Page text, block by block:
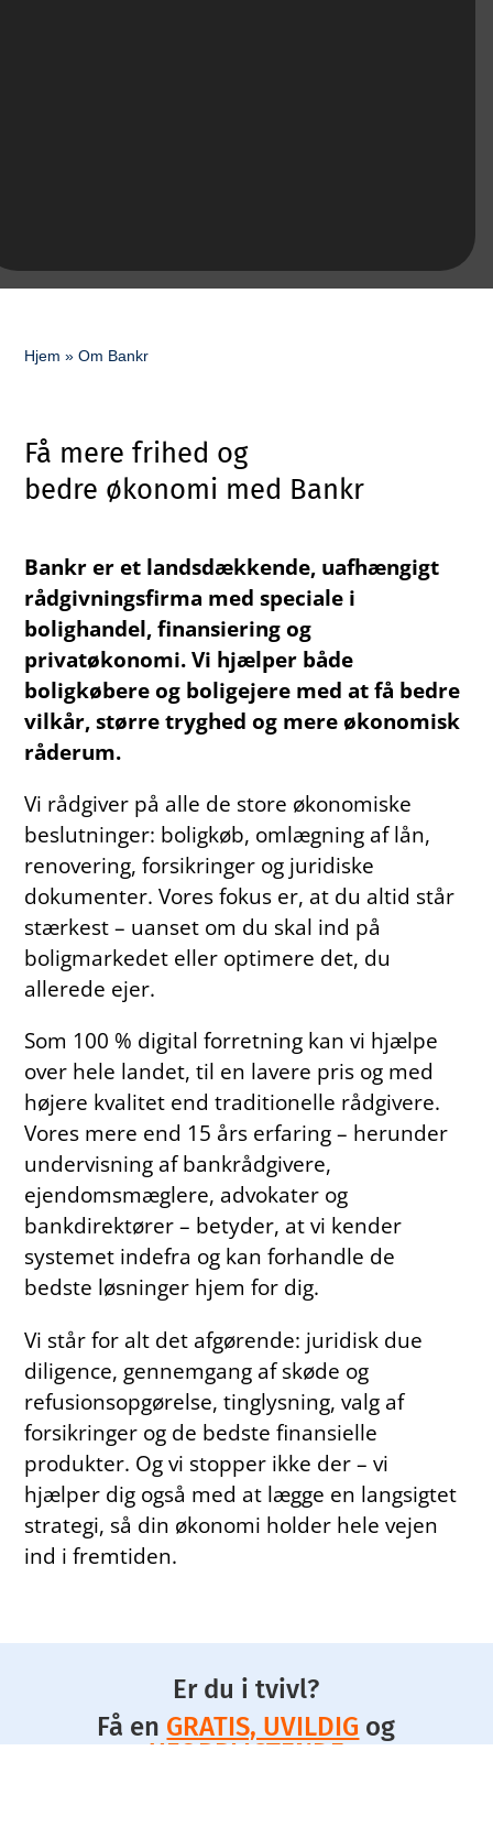
Hjem »Om Bankr
Få mere frihed og
bedre økonomi med Bankr
Bankr er et landsdækkende, uafhængigt
rådgivningsfirma med speciale i
bolighandel, finansiering og
privatøkonomi. Vi hjælper både
boligkøbere og boligejere med at få bedre
vilkår, større tryghed og mere økonomisk
råderum.
Vi rådgiver på alle de store økonomiske
beslutninger: boligkøb, omlægning af lån,
renovering, forsikringer og juridiske
dokumenter. Vores fokus er, at du altid står
stærkest – uanset om du skal ind på
boligmarkedet eller optimere det, du
allerede ejer.
Som 100 % digital forretning kan vi hjælpe
over hele landet, til en lavere pris og med
højere kvalitet end traditionelle rådgivere.
Vores mere end 15 års erfaring – herunder
undervisning af bankrådgivere,
ejendomsmæglere, advokater og
bankdirektører – betyder, at vi kender
systemet indefra og kan forhandle de
bedste løsninger hjem for dig.
Vi står for alt det afgørende: juridisk due
diligence, gennemgang af skøde og
refusionsopgørelse, tinglysning, valg af
forsikringer og de bedste finansielle
produkter. Og vi stopper ikke der – vi
hjælper dig også med at lægge en langsigtet
strategi, så din økonomi holder hele vejen
ind i fremtiden.
Er du i tvivl?
Få en GRATIS, UVILDIG og
UFORPLIGTENDE